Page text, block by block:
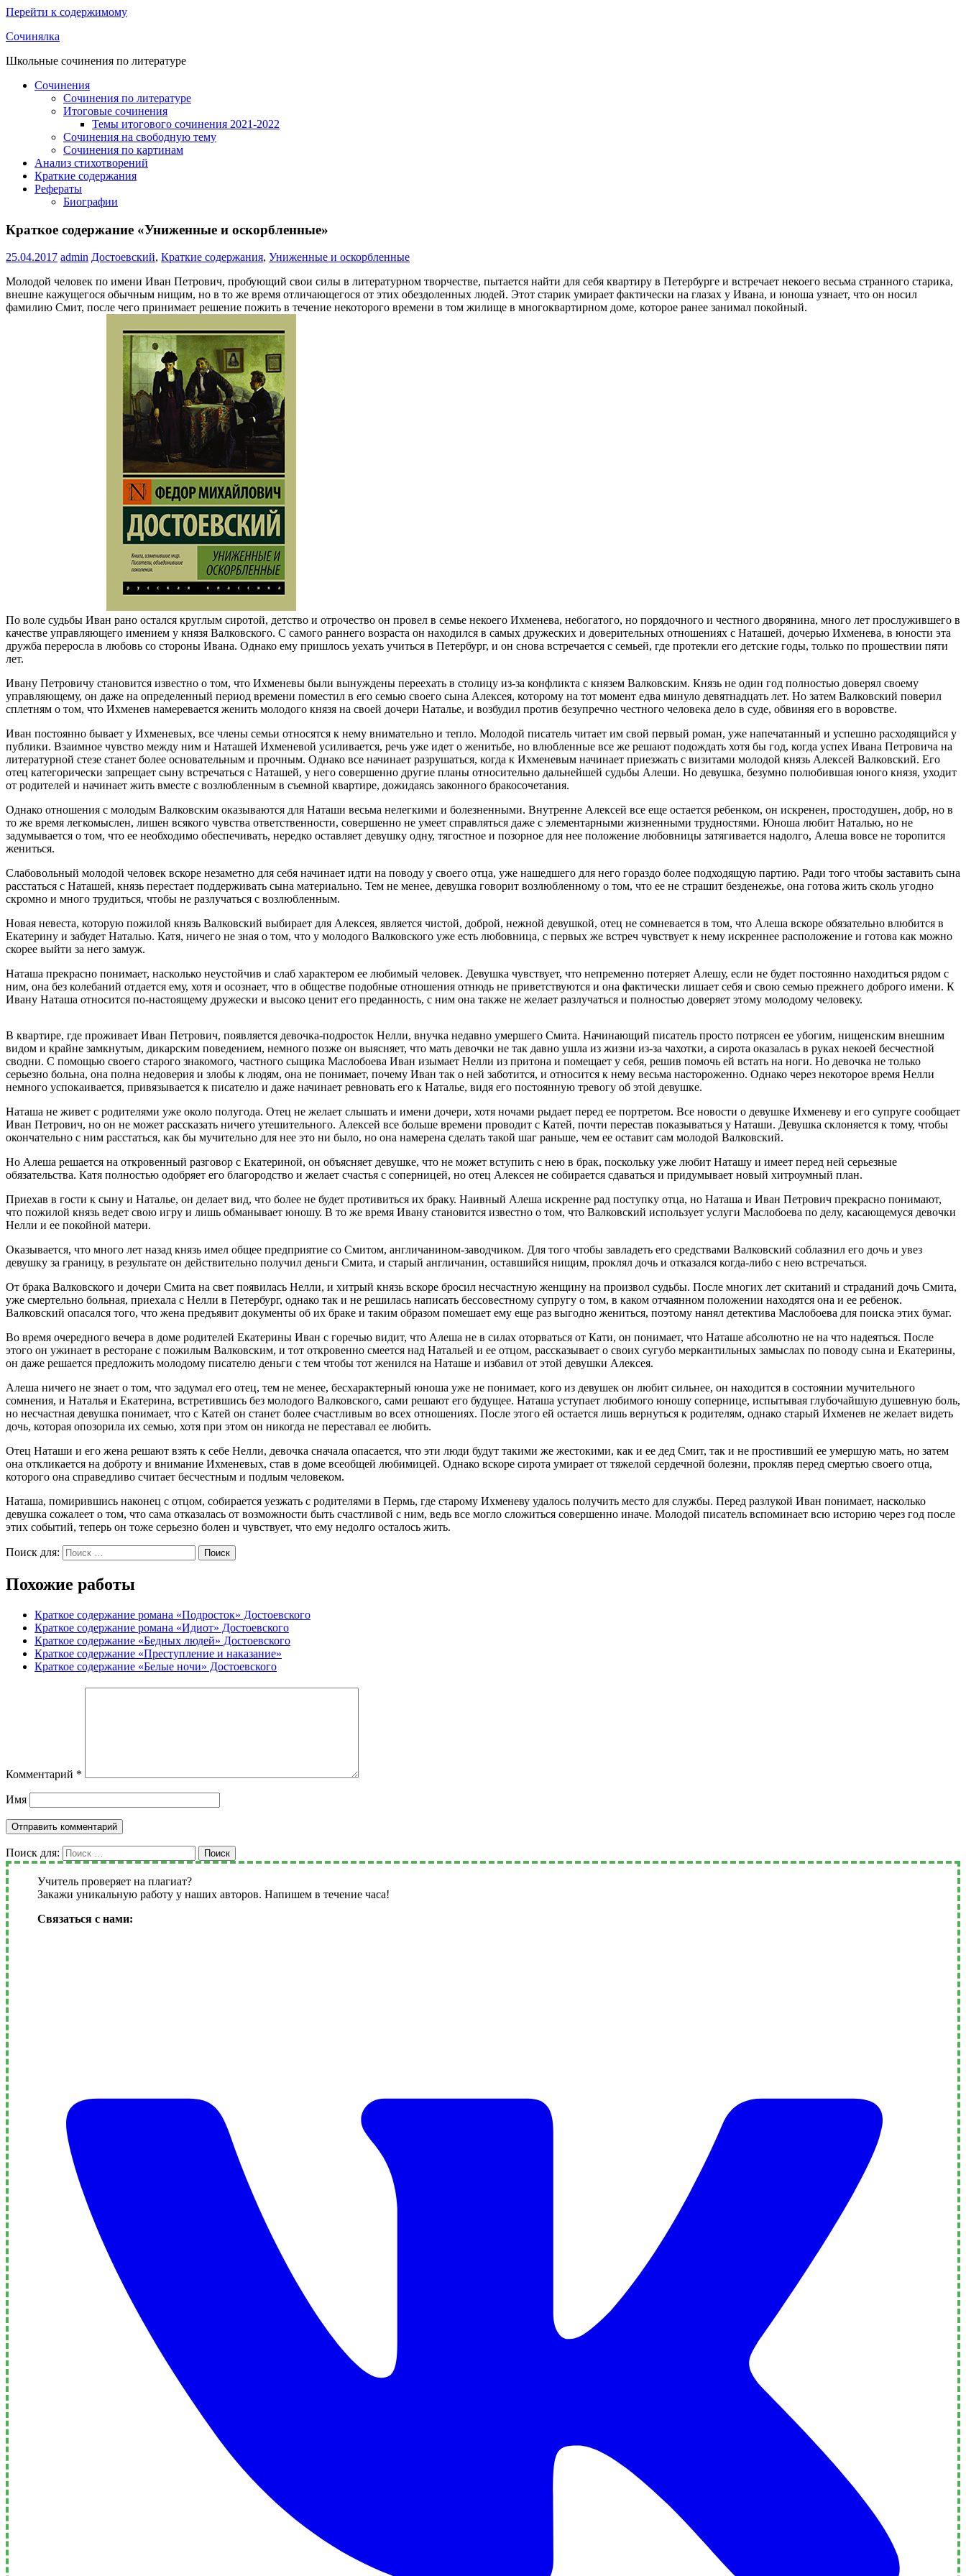
Перейти к содержимому
Сочинялка
Школьные сочинения по литературе
Сочинения
Сочинения по литературе
Итоговые сочинения
Темы итогового сочинения 2021-2022
Сочинения на свободную тему
Сочинения по картинам
Анализ стихотворений
Краткие содержания
Рефераты
Биографии
Краткое содержание «Униженные и оскорбленные»
25.04.2017 admin Достоевский, Краткие содержания, Униженные и оскорбленные
Молодой человек по имени Иван Петрович, пробующий свои силы в литературном творчестве, пытается найти для себя квартиру в Петербурге и встречает некоего весьма странного старика,
внешне кажущегося обычным нищим, но в то же время отличающегося от этих обездоленных людей. Этот старик умирает фактически на глазах у Ивана, и юноша узнает, что он носил
фамилию Смит, после чего принимает решение пожить в течение некоторого времени в том жилище в многоквартирном доме, которое ранее занимал покойный.
По воле судьбы Иван рано остался круглым сиротой, детство и отрочество он провел в семье некоего Ихменева, небогатого, но порядочного и честного дворянина, много лет прослужившего в
качестве управляющего имением у князя Валковского. С самого раннего возраста он находился в самых дружеских и доверительных отношениях с Наташей, дочерью Ихменева, в юности эта
дружба переросла в любовь со стороны Ивана. Однако ему пришлось уехать учиться в Петербург, и он снова встречается с семьей, где протекли его детские годы, только по прошествии пяти
лет.
Ивану Петровичу становится известно о том, что Ихменевы были вынуждены переехать в столицу из-за конфликта с князем Валковским. Князь не один год полностью доверял своему
управляющему, он даже на определенный период времени поместил в его семью своего сына Алексея, которому на тот момент едва минуло девятнадцать лет. Но затем Валковский поверил
сплетням о том, что Ихменев намеревается женить молодого князя на своей дочери Наталье, и возбудил против безупречно честного человека дело в суде, обвиняя его в воровстве.
Иван постоянно бывает у Ихменевых, все члены семьи относятся к нему внимательно и тепло. Молодой писатель читает им свой первый роман, уже напечатанный и успешно расходящийся у
публики. Взаимное чувство между ним и Наташей Ихменевой усиливается, речь уже идет о женитьбе, но влюбленные все же решают подождать хотя бы год, когда успех Ивана Петровича на
литературной стезе станет более основательным и прочным. Однако все начинает разрушаться, когда к Ихменевым начинает приезжать с визитами молодой князь Алексей Валковский. Его
отец категорически запрещает сыну встречаться с Наташей, у него совершенно другие планы относительно дальнейшей судьбы Алеши. Но девушка, безумно полюбившая юного князя, уходит
от родителей и начинает жить вместе с возлюбленным в съемной квартире, дожидаясь законного бракосочетания.
Однако отношения с молодым Валковским оказываются для Наташи весьма нелегкими и болезненными. Внутренне Алексей все еще остается ребенком, он искренен, простодушен, добр, но в
то же время легкомыслен, лишен всякого чувства ответственности, совершенно не умеет справляться даже с элементарными жизненными трудностями. Юноша любит Наталью, но не
задумывается о том, что ее необходимо обеспечивать, нередко оставляет девушку одну, тягостное и позорное для нее положение любовницы затягивается надолго, Алеша вовсе не торопится
жениться.
Слабовольный молодой человек вскоре незаметно для себя начинает идти на поводу у своего отца, уже нашедшего для него гораздо более подходящую партию. Ради того чтобы заставить сына
расстаться с Наташей, князь перестает поддерживать сына материально. Тем не менее, девушка говорит возлюбленному о том, что ее не страшит безденежье, она готова жить сколь угодно
скромно и много трудиться, чтобы не разлучаться с возлюбленным.
Новая невеста, которую пожилой князь Валковский выбирает для Алексея, является чистой, доброй, нежной девушкой, отец не сомневается в том, что Алеша вскоре обязательно влюбится в
Екатерину и забудет Наталью. Катя, ничего не зная о том, что у молодого Валковского уже есть любовница, с первых же встреч чувствует к нему искреннее расположение и готова как можно
скорее выйти за него замуж.
Наташа прекрасно понимает, насколько неустойчив и слаб характером ее любимый человек. Девушка чувствует, что непременно потеряет Алешу, если не будет постоянно находиться рядом с
ним, она без колебаний отдается ему, хотя и осознает, что в обществе подобные отношения отнюдь не приветствуются и она фактически лишает себя и свою семью прежнего доброго имени. К
Ивану Наташа относится по-настоящему дружески и высоко ценит его преданность, с ним она также не желает разлучаться и полностью доверяет этому молодому человеку.
В квартире, где проживает Иван Петрович, появляется девочка-подросток Нелли, внучка недавно умершего Смита. Начинающий писатель просто потрясен ее убогим, нищенским внешним
видом и крайне замкнутым, дикарским поведением, немного позже он выясняет, что мать девочки не так давно ушла из жизни из-за чахотки, а сирота оказалась в руках некоей бесчестной
сводни. С помощью своего старого знакомого, частного сыщика Маслобоева Иван изымает Нелли из притона и помещает у себя, решив помочь ей встать на ноги. Но девочка не только
серьезно больна, она полна недоверия и злобы к людям, она не понимает, почему Иван так о ней заботится, и относится к нему весьма настороженно. Однако через некоторое время Нелли
немного успокаивается, привязывается к писателю и даже начинает ревновать его к Наталье, видя его постоянную тревогу об этой девушке.
Наташа не живет с родителями уже около полугода. Отец не желает слышать и имени дочери, хотя ночами рыдает перед ее портретом. Все новости о девушке Ихменеву и его супруге сообщает
Иван Петрович, но он не может рассказать ничего утешительного. Алексей все больше времени проводит с Катей, почти перестав показываться у Наташи. Девушка склоняется к тому, чтобы
окончательно с ним расстаться, как бы мучительно для нее это ни было, но она намерена сделать такой шаг раньше, чем ее оставит сам молодой Валковский.
Но Алеша решается на откровенный разговор с Екатериной, он объясняет девушке, что не может вступить с нею в брак, поскольку уже любит Наташу и имеет перед ней серьезные
обязательства. Катя полностью одобряет его благородство и желает счастья с соперницей, но отец Алексея не собирается сдаваться и придумывает новый хитроумный план.
Приехав в гости к сыну и Наталье, он делает вид, что более не будет противиться их браку. Наивный Алеша искренне рад поступку отца, но Наташа и Иван Петрович прекрасно понимают,
что пожилой князь ведет свою игру и лишь обманывает юношу. В то же время Ивану становится известно о том, что Валковский использует услуги Маслобоева по делу, касающемуся девочки
Нелли и ее покойной матери.
Оказывается, что много лет назад князь имел общее предприятие со Смитом, англичанином-заводчиком. Для того чтобы завладеть его средствами Валковский соблазнил его дочь и увез
девушку за границу, в результате он действительно получил деньги Смита, и старый англичанин, оставшийся нищим, проклял дочь и отказался когда-либо с нею встречаться.
От брака Валковского и дочери Смита на свет появилась Нелли, и хитрый князь вскоре бросил несчастную женщину на произвол судьбы. После многих лет скитаний и страданий дочь Смита,
уже смертельно больная, приехала с Нелли в Петербург, однако так и не решилась написать бессовестному супругу о том, в каком отчаянном положении находятся она и ее ребенок.
Валковский опасался того, что жена предъявит документы об их браке и таким образом помешает ему еще раз выгодно жениться, поэтому нанял детектива Маслобоева для поиска этих бумаг.
Во время очередного вечера в доме родителей Екатерины Иван с горечью видит, что Алеша не в силах оторваться от Кати, он понимает, что Наташе абсолютно не на что надеяться. После
этого он ужинает в ресторане с пожилым Валковским, и тот откровенно смеется над Натальей и ее отцом, рассказывает о своих сугубо меркантильных замыслах по поводу сына и Екатерины,
он даже решается предложить молодому писателю деньги с тем чтобы тот женился на Наташе и избавил от этой девушки Алексея.
Алеша ничего не знает о том, что задумал его отец, тем не менее, бесхарактерный юноша уже не понимает, кого из девушек он любит сильнее, он находится в состоянии мучительного
сомнения, и Наталья и Екатерина, встретившись без молодого Валковского, сами решают его будущее. Наташа уступает любимого юношу сопернице, испытывая глубочайшую душевную боль,
но несчастная девушка понимает, что с Катей он станет более счастливым во всех отношениях. После этого ей остается лишь вернуться к родителям, однако старый Ихменев не желает видеть
дочь, которая опозорила их семью, хотя при этом он никогда не переставал ее любить.
Отец Наташи и его жена решают взять к себе Нелли, девочка сначала опасается, что эти люди будут такими же жестокими, как и ее дед Смит, так и не простивший ее умершую мать, но затем
она откликается на доброту и внимание Ихменевых, став в доме всеобщей любимицей. Однако вскоре сирота умирает от тяжелой сердечной болезни, прокляв перед смертью своего отца,
которого она справедливо считает бесчестным и подлым человеком.
Наташа, помирившись наконец с отцом, собирается уезжать с родителями в Пермь, где старому Ихменеву удалось получить место для службы. Перед разлукой Иван понимает, насколько
девушка сожалеет о том, что сама отказалась от возможности быть счастливой с ним, ведь все могло сложиться совершенно иначе. Молодой писатель вспоминает всю историю через год после
этих событий, теперь он тоже серьезно болен и чувствует, что ему недолго осталось жить.
Поиск для: Поиск
Похожие работы
Краткое содержание романа «Подросток» Достоевского
Краткое содержание романа «Идиот» Достоевского
Краткое содержание «Бедных людей» Достоевского
Краткое содержание «Преступление и наказание»
Краткое содержание «Белые ночи» Достоевского
Комментарий *
Имя
Поиск для: Поиск
Учитель проверяет на плагиат?
Закажи уникальную работу у наших авторов. Напишем в течение часа!
Связаться с нами: